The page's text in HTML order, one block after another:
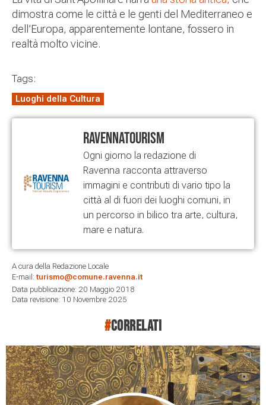
dimostra come le città e le genti del Mediterraneo e
dell’Europa, apparentemente lontane, fossero in
realtà molto vicine.
Tags:
Luoghi della Cultura
RavennaTourism
Ogni giorno la redazione di
Ravenna racconta attraverso
immagini e contributi di vario tipo la
città al di fuori dei luoghi comuni, in
un percorso in bilico tra arte, cultura,
mare e natura.
A cura della Redazione Locale
E-mail: turismo@comune.ravenna.it
Data pubblicazione: 20 Maggio 2018
Data revisione: 10 Novembre 2025
#correlati